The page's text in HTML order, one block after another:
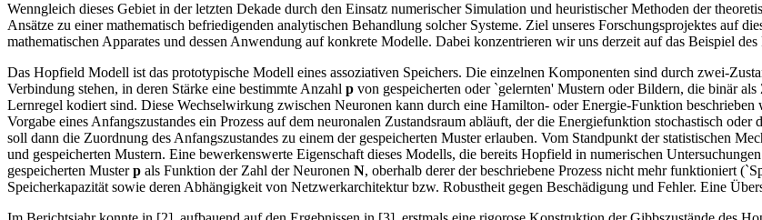
Wenngleich dieses Gebiet in der letzten Dekade durch den Einsatz numerischer Simulation und heuristischer Methoden der
Ansätze zu einer mathematisch befriedigenden analytischen Behandlung solcher Systeme. Ziel unseres Forschungsprojektes auf
mathematischen Apparates und dessen Anwendung auf konkrete Modelle. Dabei konzentrieren wir uns derzeit auf das Beispiel
Das Hopfield Modell ist das prototypische Modell eines assoziativen Speichers. Die einzelnen Komponenten sind durch zwei-
Verbindung stehen, in deren Stärke eine bestimmte Anzahl p von gespeicherten oder `gelernten' Mustern oder Bildern, die binär
Lernregel kodiert sind. Diese Wechselwirkung zwischen Neuronen kann durch eine Hamilton- oder Energie-Funktion
Vorgabe eines Anfangszustandes ein Prozess auf dem neuronalen Zustandsraum abläuft, der die Energiefunktion stochastisch
soll dann die Zuordnung des Anfangszustandes zu einem der gespeicherten Muster erlauben. Vom Standpunkt der statistischen
und gespeicherten Mustern. Eine bewerkenswerte Eigenschaft dieses Modells, die bereits Hopfield in numerischen
gespeicherten Musterp als Funktion der Zahl der Neuronen N, oberhalb derer der beschriebene Prozess nicht mehr funktioniert
Speicherkapazität sowie deren Abhängigkeit von Netzwerkarchitektur bzw. Robustheit gegen Beschädigung und Fehler. Eine